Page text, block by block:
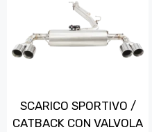
SCARICO SPORTIVO /
CATBACK CON VALVOLA